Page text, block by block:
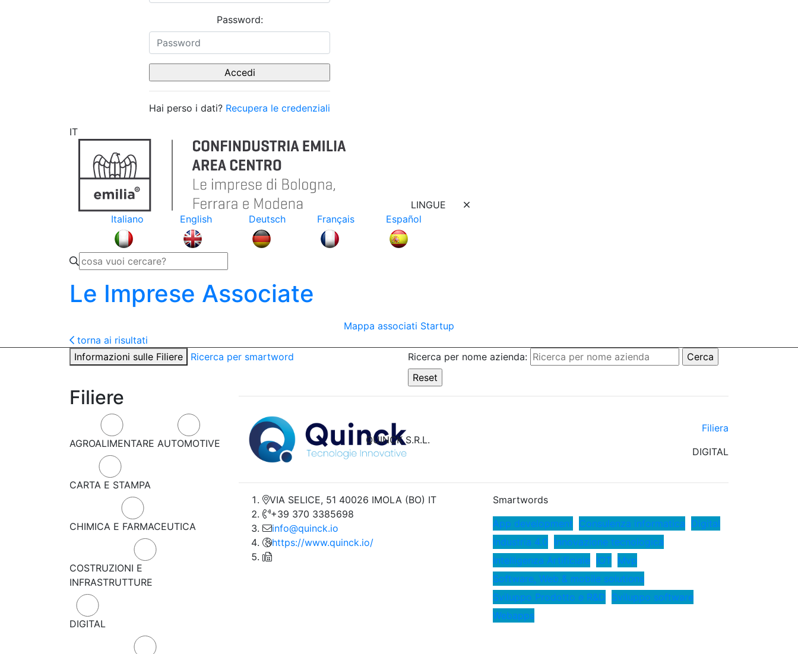
Password:
Hai perso i dati? Recupera le credenziali
IT
LINGUE
Italiano
English Deutsch Français Español
Le Imprese Associate
Mappa associati Startup
torna ai risultati
Informazioni sulle Filiere
Ricerca per smartword Ricerca per nome azienda:
Filiere
AGROALIMENTARE AUTOMOTIVE
CARTA E STAMPA
CHIMICA E FARMACEUTICA
COSTRUZIONI E
INFRASTRUTTURE
DIGITAL
QUINCK S.R.L.
Filiera
DIGITAL
VIA SELICE, 51 40026 IMOLA (BO) IT
+39 370 3385698
info@quinck.io
https://www.quinck.io/
Smartwords
App development Consulenza informatica Digital
Industria 4.0 Innovazione tecnologica
Intelligenza Artificiale IOT Mvp
Software, Web & mobile solutions
Sviluppo Prodotto e R&D Sviluppo software
Webapps